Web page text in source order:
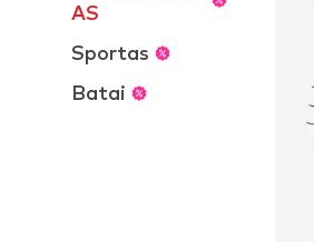
AS
Sportas
Batai